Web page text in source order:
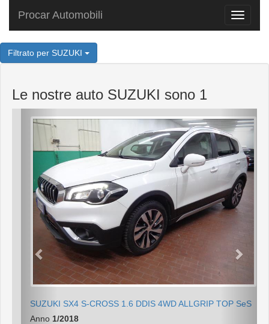
Toggle
Procar Automobili
Filtrato per SUZUKI
Le nostre auto SUZUKI sono 1
SUZUKI SX4 S-CROSS 1.6 DDIS 4WD ALLGRIP TOP SeS
Anno 1/2018